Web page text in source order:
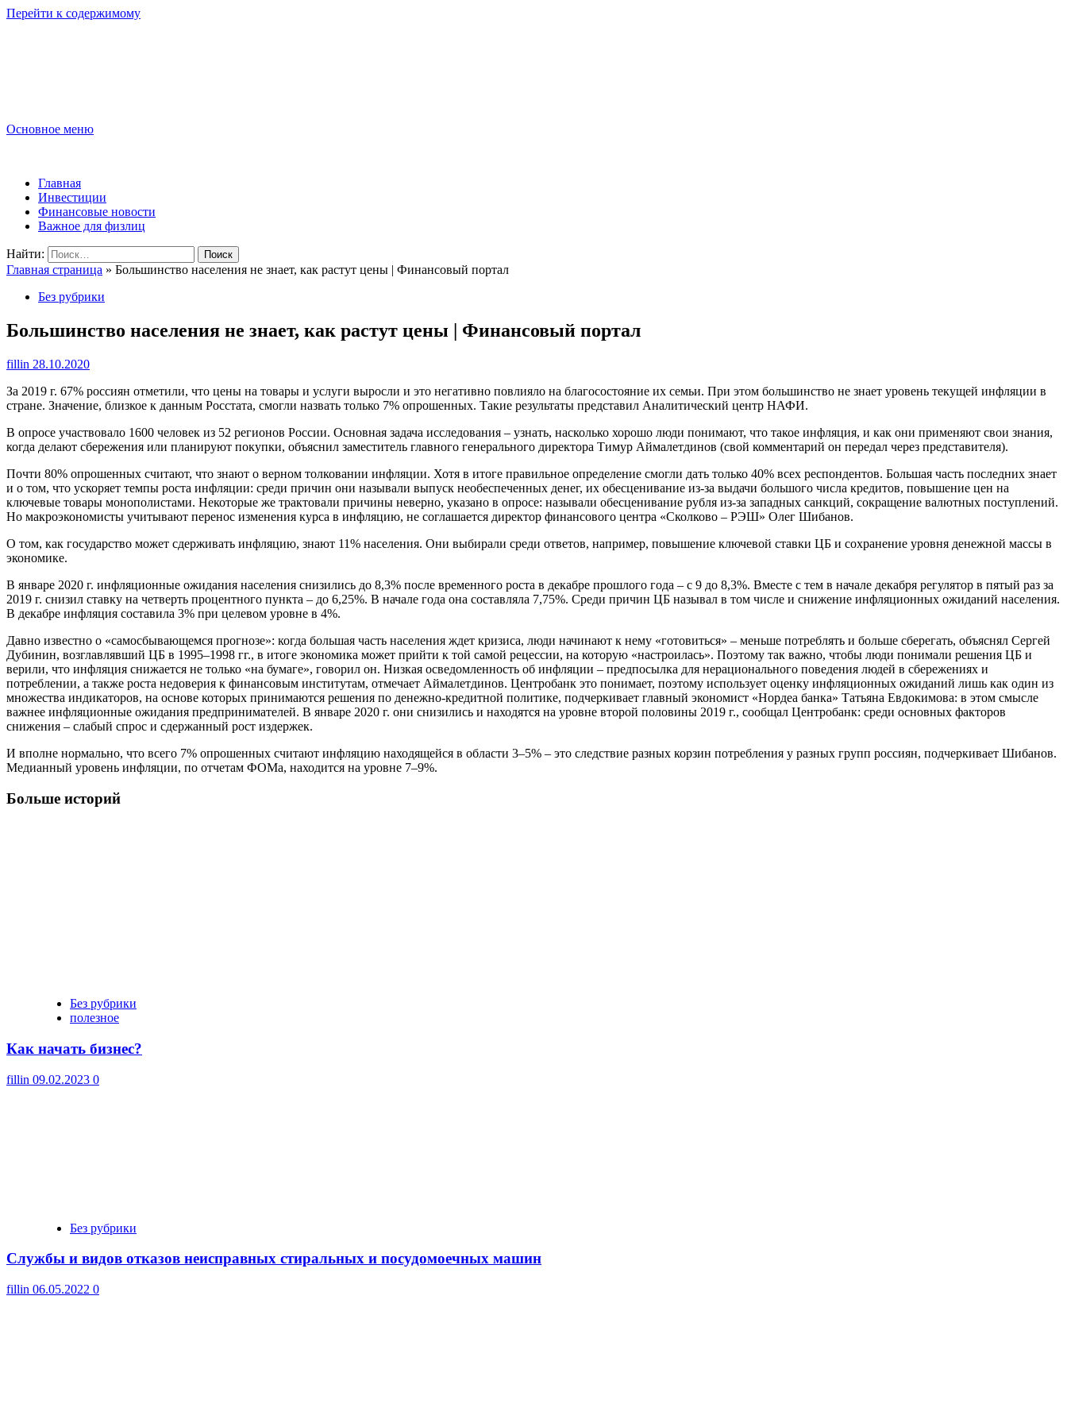
Перейти к содержимому
Основное меню
Главная
Инвестиции
Финансовые новости
Важное для физлиц
Найти:
Главная страница » Большинство населения не знает, как растут цены | Финансовый портал
Без рубрики
Большинство населения не знает, как растут цены | Финансовый портал
fillin 28.10.2020
За 2019 г. 67% россиян отметили, что цены на товары и услуги выросли и это негативно повлияло на благосостояние их семьи. При этом большинство не знает уровень текущей инфляции в
стране. Значение, близкое к данным Росстата, смогли назвать только 7% опрошенных. Такие результаты представил Аналитический центр НАФИ.
В опросе участвовало 1600 человек из 52 регионов России. Основная задача исследования – узнать, насколько хорошо люди понимают, что такое инфляция, и как они применяют свои знания,
когда делают сбережения или планируют покупки, объяснил заместитель главного генерального директора Тимур Аймалетдинов (свой комментарий он передал через представителя).
Почти 80% опрошенных считают, что знают о верном толковании инфляции. Хотя в итоге правильное определение смогли дать только 40% всех респондентов. Большая часть последних знает
и о том, что ускоряет темпы роста инфляции: среди причин они называли выпуск необеспеченных денег, их обесценивание из-за выдачи большого числа кредитов, повышение цен на
ключевые товары монополистами. Некоторые же трактовали причины неверно, указано в опросе: называли обесценивание рубля из-за западных санкций, сокращение валютных поступлений.
Но макроэкономисты учитывают перенос изменения курса в инфляцию, не соглашается директор финансового центра «Сколково – РЭШ» Олег Шибанов.
О том, как государство может сдерживать инфляцию, знают 11% населения. Они выбирали среди ответов, например, повышение ключевой ставки ЦБ и сохранение уровня денежной массы в
экономике.
В январе 2020 г. инфляционные ожидания населения снизились до 8,3% после временного роста в декабре прошлого года – с 9 до 8,3%. Вместе с тем в начале декабря регулятор в пятый раз за
2019 г. снизил ставку на четверть процентного пункта – до 6,25%. В начале года она составляла 7,75%. Среди причин ЦБ называл в том числе и снижение инфляционных ожиданий населения.
В декабре инфляция составила 3% при целевом уровне в 4%.
Давно известно о «самосбывающемся прогнозе»: когда большая часть населения ждет кризиса, люди начинают к нему «готовиться» – меньше потреблять и больше сберегать, объяснял Сергей
Дубинин, возглавлявший ЦБ в 1995–1998 гг., в итоге экономика может прийти к той самой рецессии, на которую «настроилась». Поэтому так важно, чтобы люди понимали решения ЦБ и
верили, что инфляция снижается не только «на бумаге», говорил он. Низкая осведомленность об инфляции – предпосылка для нерационального поведения людей в сбережениях и
потреблении, а также роста недоверия к финансовым институтам, отмечает Аймалетдинов. Центробанк это понимает, поэтому использует оценку инфляционных ожиданий лишь как один из
множества индикаторов, на основе которых принимаются решения по денежно-кредитной политике, подчеркивает главный экономист «Нордеа банка» Татьяна Евдокимова: в этом смысле
важнее инфляционные ожидания предпринимателей. В январе 2020 г. они снизились и находятся на уровне второй половины 2019 г., сообщал Центробанк: среди основных факторов
снижения – слабый спрос и сдержанный рост издержек.
И вполне нормально, что всего 7% опрошенных считают инфляцию находящейся в области 3–5% – это следствие разных корзин потребления у разных групп россиян, подчеркивает Шибанов.
Медианный уровень инфляции, по отчетам ФОМа, находится на уровне 7–9%.
Больше историй
Без рубрики
полезное
Как начать бизнес?
fillin 09.02.2023 0
Без рубрики
Cлужбы и видов отказов неисправных стиральных и посудомоечных машин
fillin 06.05.2022 0